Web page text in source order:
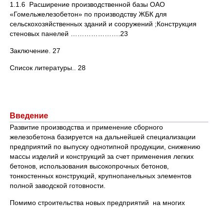
1.1.6 Расширение производственной базы ОАО
«Гомельжелезобетон» по производству ЖБК для
сельскохозяйственных зданий и сооружений ;Конструкция
стеновых панелей ………………….23
Заключение. 27
Список литературы.. 28
Введение
Развитие производства и применение сборного
железобетона базируется на дальнейшей специализации
предприятий по выпуску однотипной продукции, снижению
массы изделий и конструкций за счет применения легких
бетонов, использования высокопрочных бетонов,
тонкостенных конструкций, крупнопанельных элементов
полной заводской готовности.
Помимо строительства новых предприятий на многих